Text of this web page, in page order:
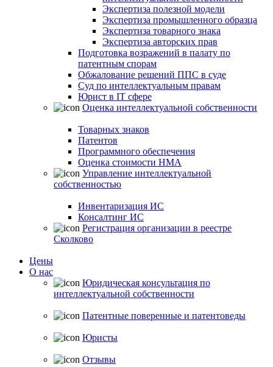
Экспертиза полезной модели
Экспертиза промышленного образца
Экспертиза товарного знака
Экспертиза авторских прав
Подготовка возражений в палату по
патентным спорам
Обжалование решений ППС в суде
Суд по интеллектуальным правам
Юрист в IT сфере
Оценка интеллектуальной собственности
Товарных знаков
Патентов
Программного обеспечения
Оценка стоимости НМА
Управление интеллектуальной
собственностью
Инвентаризация ИС
Консалтинг ИС
Регистрация организации в реестре
Сколково
Цены
О нас
Юридическая консультация по
интеллектуальной собственности
Патентные поверенные и патентоведы
Юристы
Отзывы